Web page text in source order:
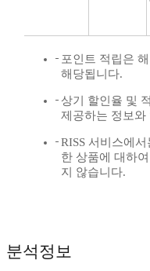
포인트 적립은
해당됩니다.
상기 할인율 및
제공하는 정보와
RISS 서비스에
한 상품에 대하
지 않습니다.
분석정보